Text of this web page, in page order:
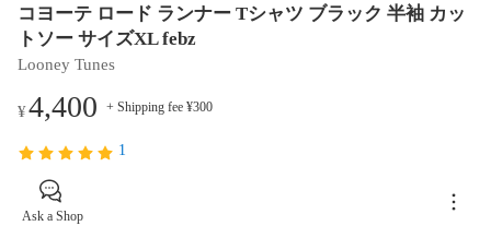
コヨーテ ロード ランナー Tシャツ ブラック 半袖 カッ
トソー サイズXL febz
Looney Tunes
¥4,400 + Shipping fee ¥300
1
Ask a Shop